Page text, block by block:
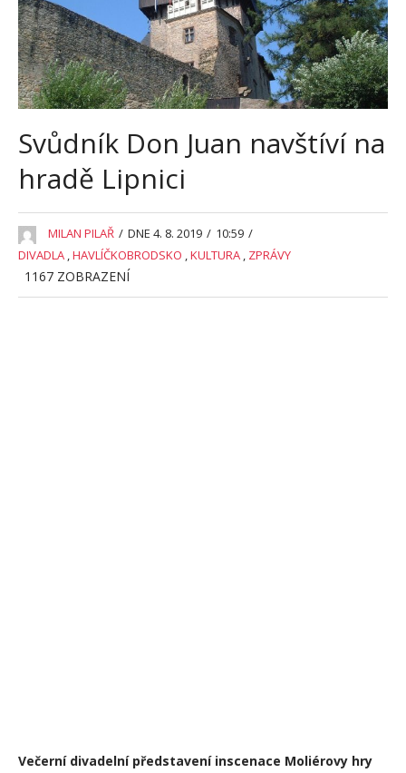
Svůdník Don Juan navštíví na
hradě Lipnici
MILAN PILAŘ / DNE 4. 8. 2019 / 10:59 /
DIVADLA ,HAVLÍČKOBRODSKO ,KULTURA , ZPRÁVY
1167 ZOBRAZENÍ
Večerní divadelní představení inscenace Moliérovy hry